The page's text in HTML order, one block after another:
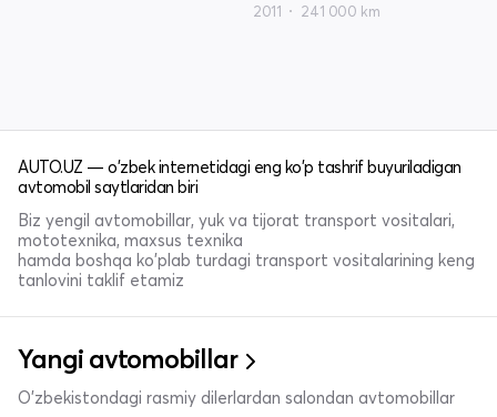
2011 241 000 km
AUTO.UZ — o'zbek internetidagi eng ko'p tashrif buyuriladigan
avtomobil saytlaridan biri
Biz yengil avtomobillar, yuk va tijorat transport vositalari,
mototexnika, maxsus texnika
hamda boshqa ko'plab turdagi transport vositalarining keng
tanlovini taklif etamiz
Yangi avtomobillar
O'zbekistondagi rasmiy dilerlardan salondan avtomobillar